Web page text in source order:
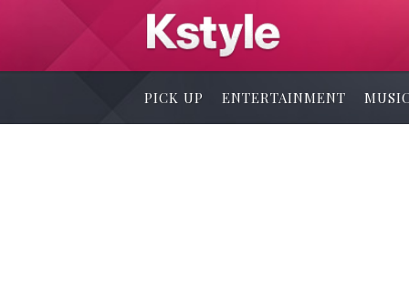
PICK UP ENTERTAINMENT